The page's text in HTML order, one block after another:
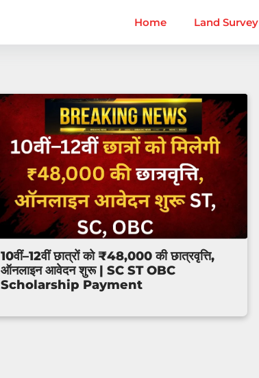
Home Land Survey
10वीं–12वीं छात्रों को ₹48,000 की छात्रवृत्ति,
ऑनलाइन आवेदन शुरू | SC ST OBC
Scholarship Payment